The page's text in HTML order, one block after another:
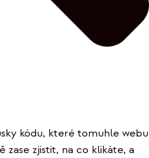
kódu, které tomuhle webu
zjistit, na co klikáte, a